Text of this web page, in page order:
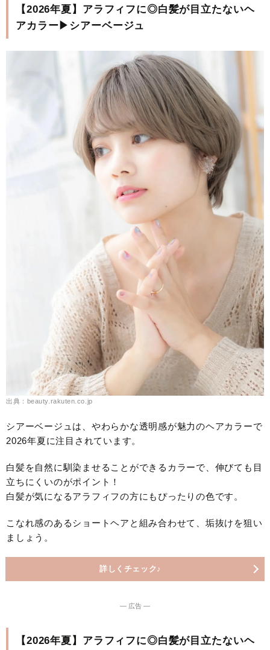
【2026年夏】アラフィフに◎白髪が目立たないヘ
アカラー▶シアーベージュ
出典：beauty.rakuten.co.jp
シアーベージュは、やわらかな透明感が魅力のヘアカラーで
2026年夏に注目されています。
白髪を自然に馴染ませることができるカラーで、伸びても目
立ちにくいのがポイント！
白髪が気になるアラフィフの方にもぴったりの色です。
こなれ感のあるショートヘアと組み合わせて、垢抜けを狙い
ましょう。
詳しくチェック♪
― 広告 ―
【2026年夏】アラフィフに◎白髪が目立たないヘ